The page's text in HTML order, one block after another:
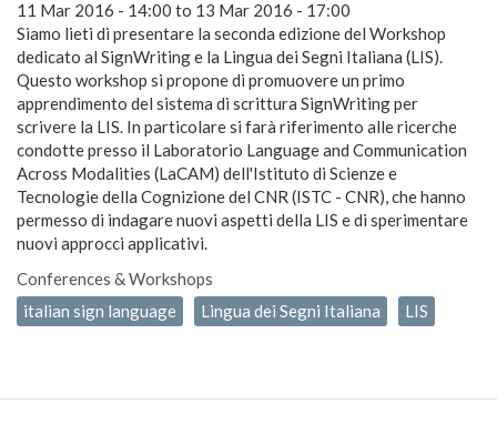
11 Mar 2016 - 14:00 to 13 Mar 2016 - 17:00
Siamo lieti di presentare la seconda edizione del Workshop
dedicato al SignWriting e la Lingua dei Segni Italiana (LIS).
Questo workshop si propone di promuovere un primo
apprendimento del sistema di scrittura SignWriting per
scrivere la LIS. In particolare si farà riferimento alle ricerche
condotte presso il Laboratorio Language and Communication
Across Modalities (LaCAM) dell'Istituto di Scienze e
Tecnologie della Cognizione del CNR (ISTC - CNR), che hanno
permesso di indagare nuovi aspetti della LIS e di sperimentare
nuovi approcci applicativi.
Conferences & Workshops
italian sign language
Lingua dei Segni Italiana LIS